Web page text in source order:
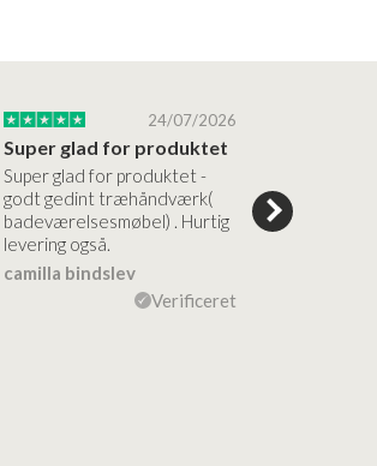
24/07/2026
Super glad for produktet
Super glad for produktet -
godt gedint træhåndværk(
badeværelsesmøbel) . Hurtig
levering også.
camilla bindslev
Verificeret
forståelig
nem